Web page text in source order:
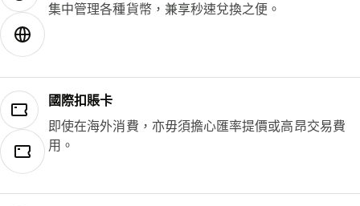
集中管理各種貨幣，兼享秒速兌換之便。
國際扣賬卡
即使在海外消費，亦毋須擔心匯率提價或高昂交易費
用。